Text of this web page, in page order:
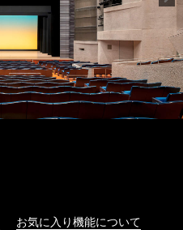
お気に入り機能について